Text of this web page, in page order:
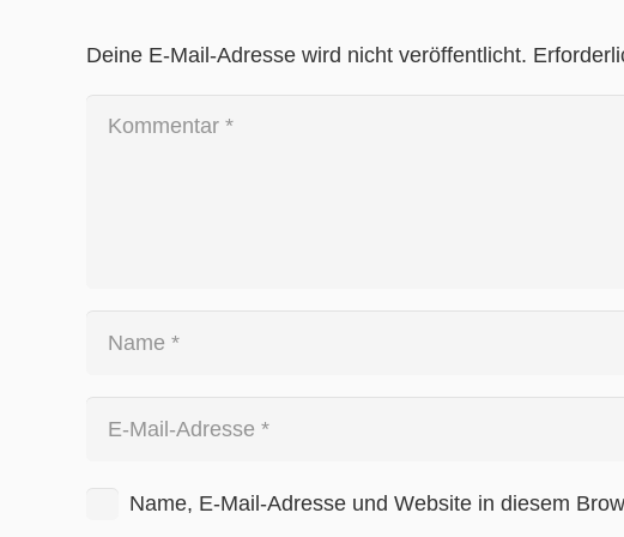
Deine E-Mail-Adresse wird nicht veröffentlicht.
Name, E-Mail-Adresse und Website in diesem